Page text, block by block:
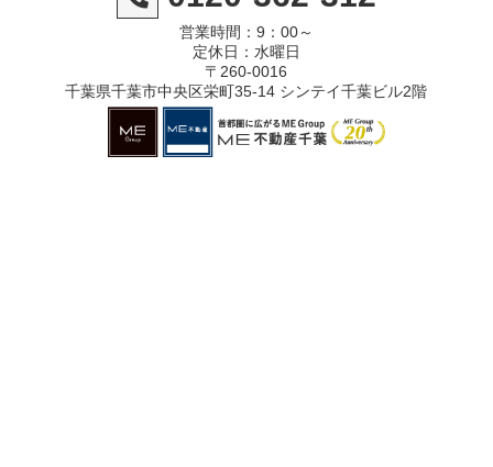
営業時間：9：00～
定休日：水曜日
〒260-0016
千葉県千葉市中央区栄町35-14 シンテイ千葉ビル2階